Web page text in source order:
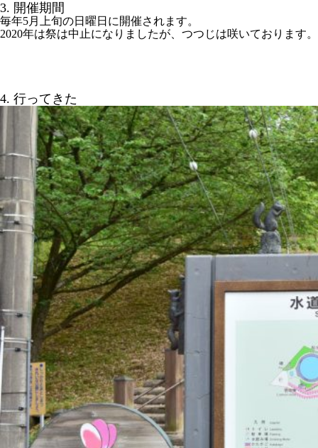
3. 開催期間
毎年5月上旬の日曜日に開催されます。
2020年は祭は中止になりましたが、つつじは咲いております。
4. 行ってきた